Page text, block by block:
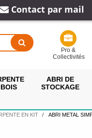
Contact par mail
Pro &
Collectivités
ABRI DE
STOCKAGE
EN KIT ABRI METAL